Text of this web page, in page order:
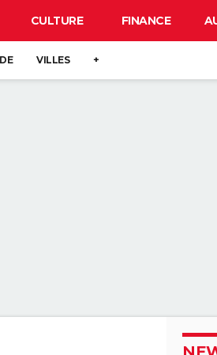
CULTURE FINANCE
VILLES +